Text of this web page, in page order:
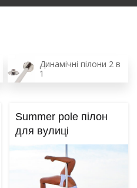
Динамічні пілони 2 в
1
Summer pole пілон
для вулиці